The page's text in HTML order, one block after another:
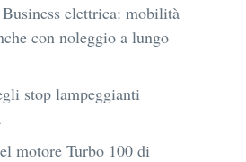
elettrica: mobilità
con noleggio a lungo
stop lampeggianti
motore Turbo 100 di